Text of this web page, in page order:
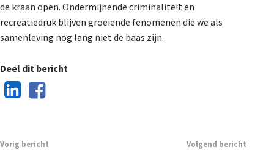
de kraan open. Ondermijnende criminaliteit en
recreatiedruk blijven groeiende fenomenen die we als
samenleving nog lang niet de baas zijn.
Deel dit bericht
Vorig bericht Volgend bericht